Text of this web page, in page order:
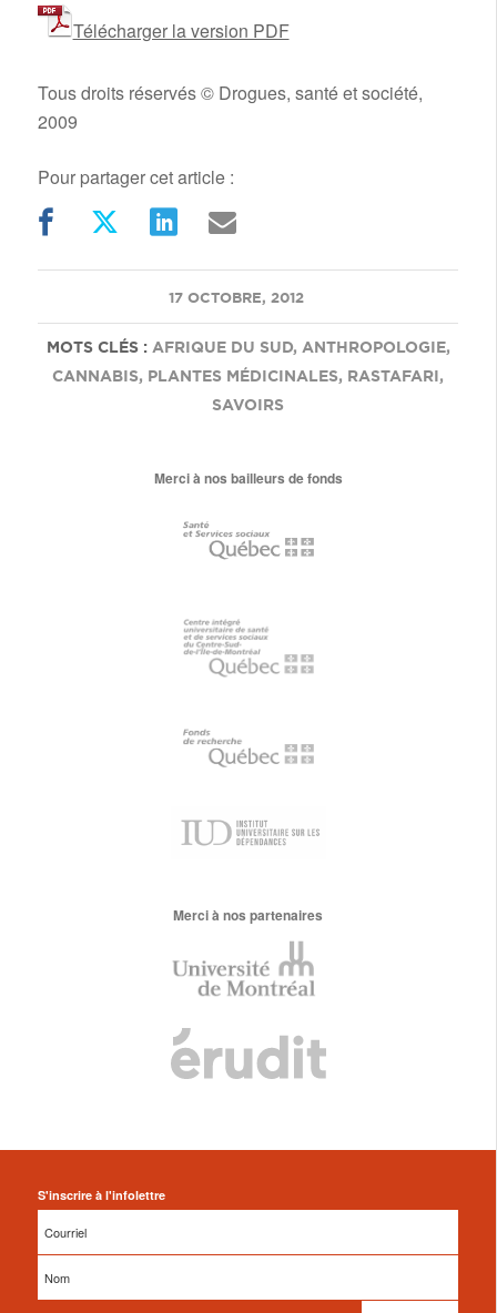
Télécharger la version PDF
Tous droits réservés © Drogues, santé et société,
2009
Pour partager cet article :
17 OCTOBRE, 2012
/
MOTS CLÉS : AFRIQUE DU SUD, ANTHROPOLOGIE,
CANNABIS, PLANTES MÉDICINALES, RASTAFARI,
SAVOIRS
Merci à nos bailleurs de fonds
Merci à nos partenaires
S'inscrire à l'infolettre